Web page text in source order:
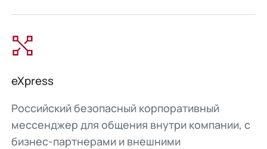
eXpress
Российский безопасный корпоративный
мессенджер для общения внутри компании, с
бизнес-партнерами и внешними